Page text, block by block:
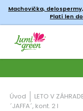
Machovička,
Platí len
Úvod LETO V
´JAFFA´, kont. 2 l